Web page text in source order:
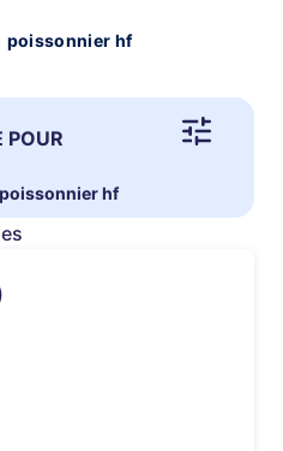
poissonnier hf
POUR
poissonnier hf